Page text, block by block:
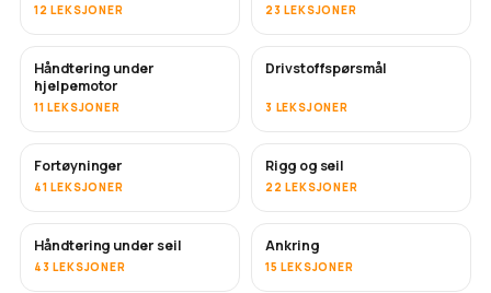
12 LEKSJONER 23 LEKSJONER
Håndtering under
hjelpemotor
11 LEKSJONER
Drivstoffspørsmål
3 LEKSJONER
Fortøyninger
41 LEKSJONER
Rigg og seil
22 LEKSJONER
Håndtering under seil
43 LEKSJONER
Ankring
15 LEKSJONER